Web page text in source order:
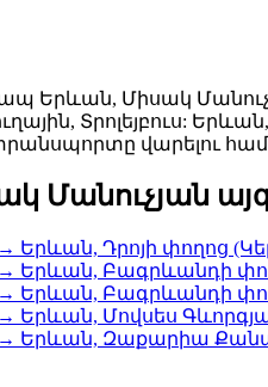
Միսակ
Տրոլեյբուս:
վարելու
Մանուչյան
Երևան, Դրոյի փողոց
Երևան, Բագրևանդի
Երևան, Բագրևանդի
Երևան, Մովսես
Երևան, Զաքարիա